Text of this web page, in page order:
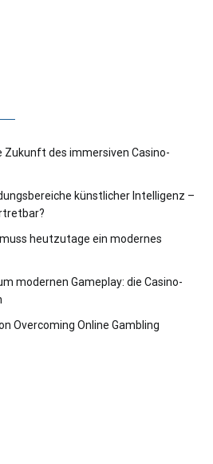
Zukunft des immersiven Casino-
künstlicher Intelligenz –
heutzutage ein modernes
modernen Gameplay: die Casino-
Overcoming Online Gambling